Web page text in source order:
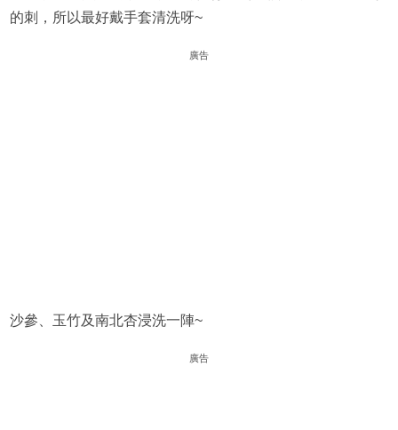
的刺，所以最好戴手套清洗呀~
廣告
沙參、玉竹及南北杏浸洗一陣~
廣告